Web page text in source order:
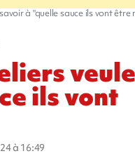
à "quelle sauce ils vont être
ils vont
à 16:49